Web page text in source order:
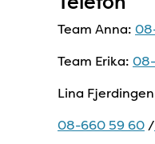
Team Anna:
Team Erika:
Lina
08-660 59 60 /